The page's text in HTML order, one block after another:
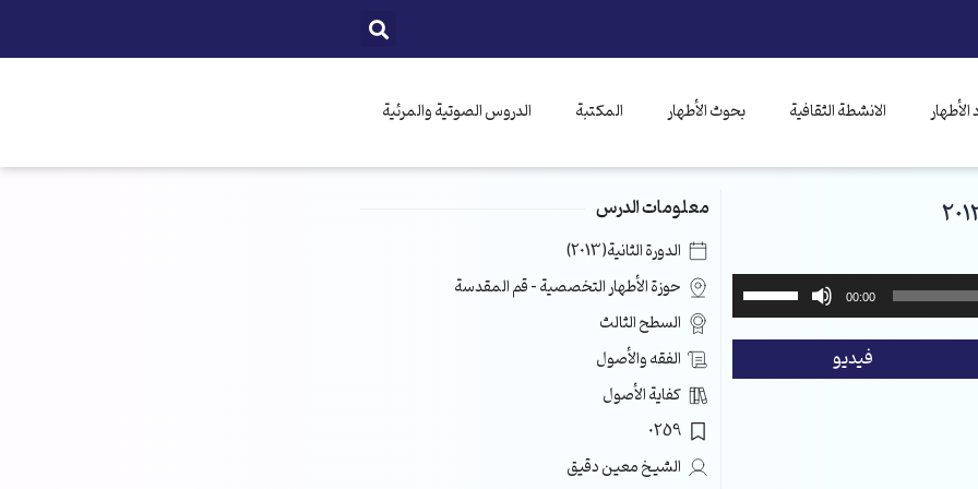
الانشطة الثقافية بحوث الأطهار المكتبة الدروس الصوتية والمرئية
00:00
استخدم
الأسهم
فيديو
معلومات الدرس
الدورة الثانية(2013)
حوزة الأطهار التخصصية – قم المقدسة
السطح الثالث
الفقه والأصول
كفاية الأصول
0259
الشيخ معين دقيق